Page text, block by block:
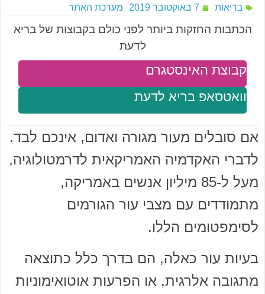
בריאות 7 באוקטובר 2019 מערכת האתר
הכתבות החזקות ביותר לפני כולם בקבוצות של בריא
לדעת
וואטסאפ בריא לדעת
קבוצת האינסטגרם
אם סובלים מעור מגורה ואדום, אינכם לבד.
לדברי האקדמיה האמריקאית לדרמטולוגיה,
מעל ל-85 מיליון אנשים באמריקה,
מתמודדים עם מצבי עור הגורמים
לסימפטומים הללו.
בעיות עור כאלה, הם בדרך כלל כתוצאה
מתגובה אלרגית, או הפרעות אוטואימוניות